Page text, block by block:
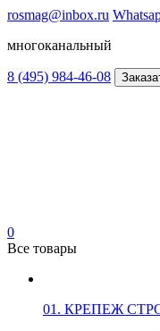
rosmag@inbox.ru
многоканальный
8 (495) 984-46-08
0
Все товары
01. КРЕПЕЖ